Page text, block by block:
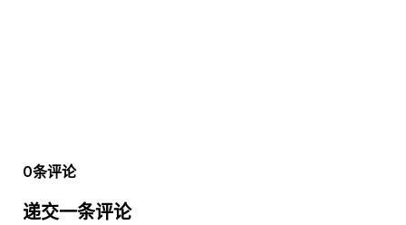
0条评论
递交一条评论